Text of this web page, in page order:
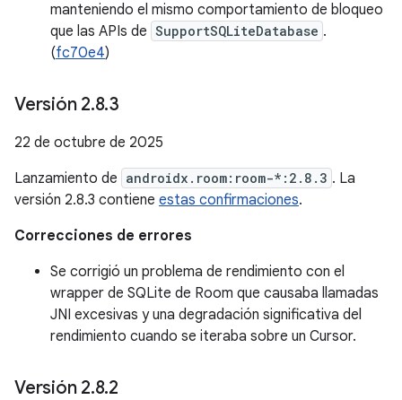
manteniendo el mismo comportamiento de bloqueo
que las APIs de SupportSQLiteDatabase .
(fc70e4)
Versión 2.8.3
22 de octubre de 2025
Lanzamiento de androidx.room:room-*:2.8.3 . La
versión 2.8.3 contiene estas confirmaciones.
Correcciones de errores
Se corrigió un problema de rendimiento con el
wrapper de SQLite de Room que causaba llamadas
JNI excesivas y una degradación significativa del
rendimiento cuando se iteraba sobre un Cursor.
Versión 2.8.2